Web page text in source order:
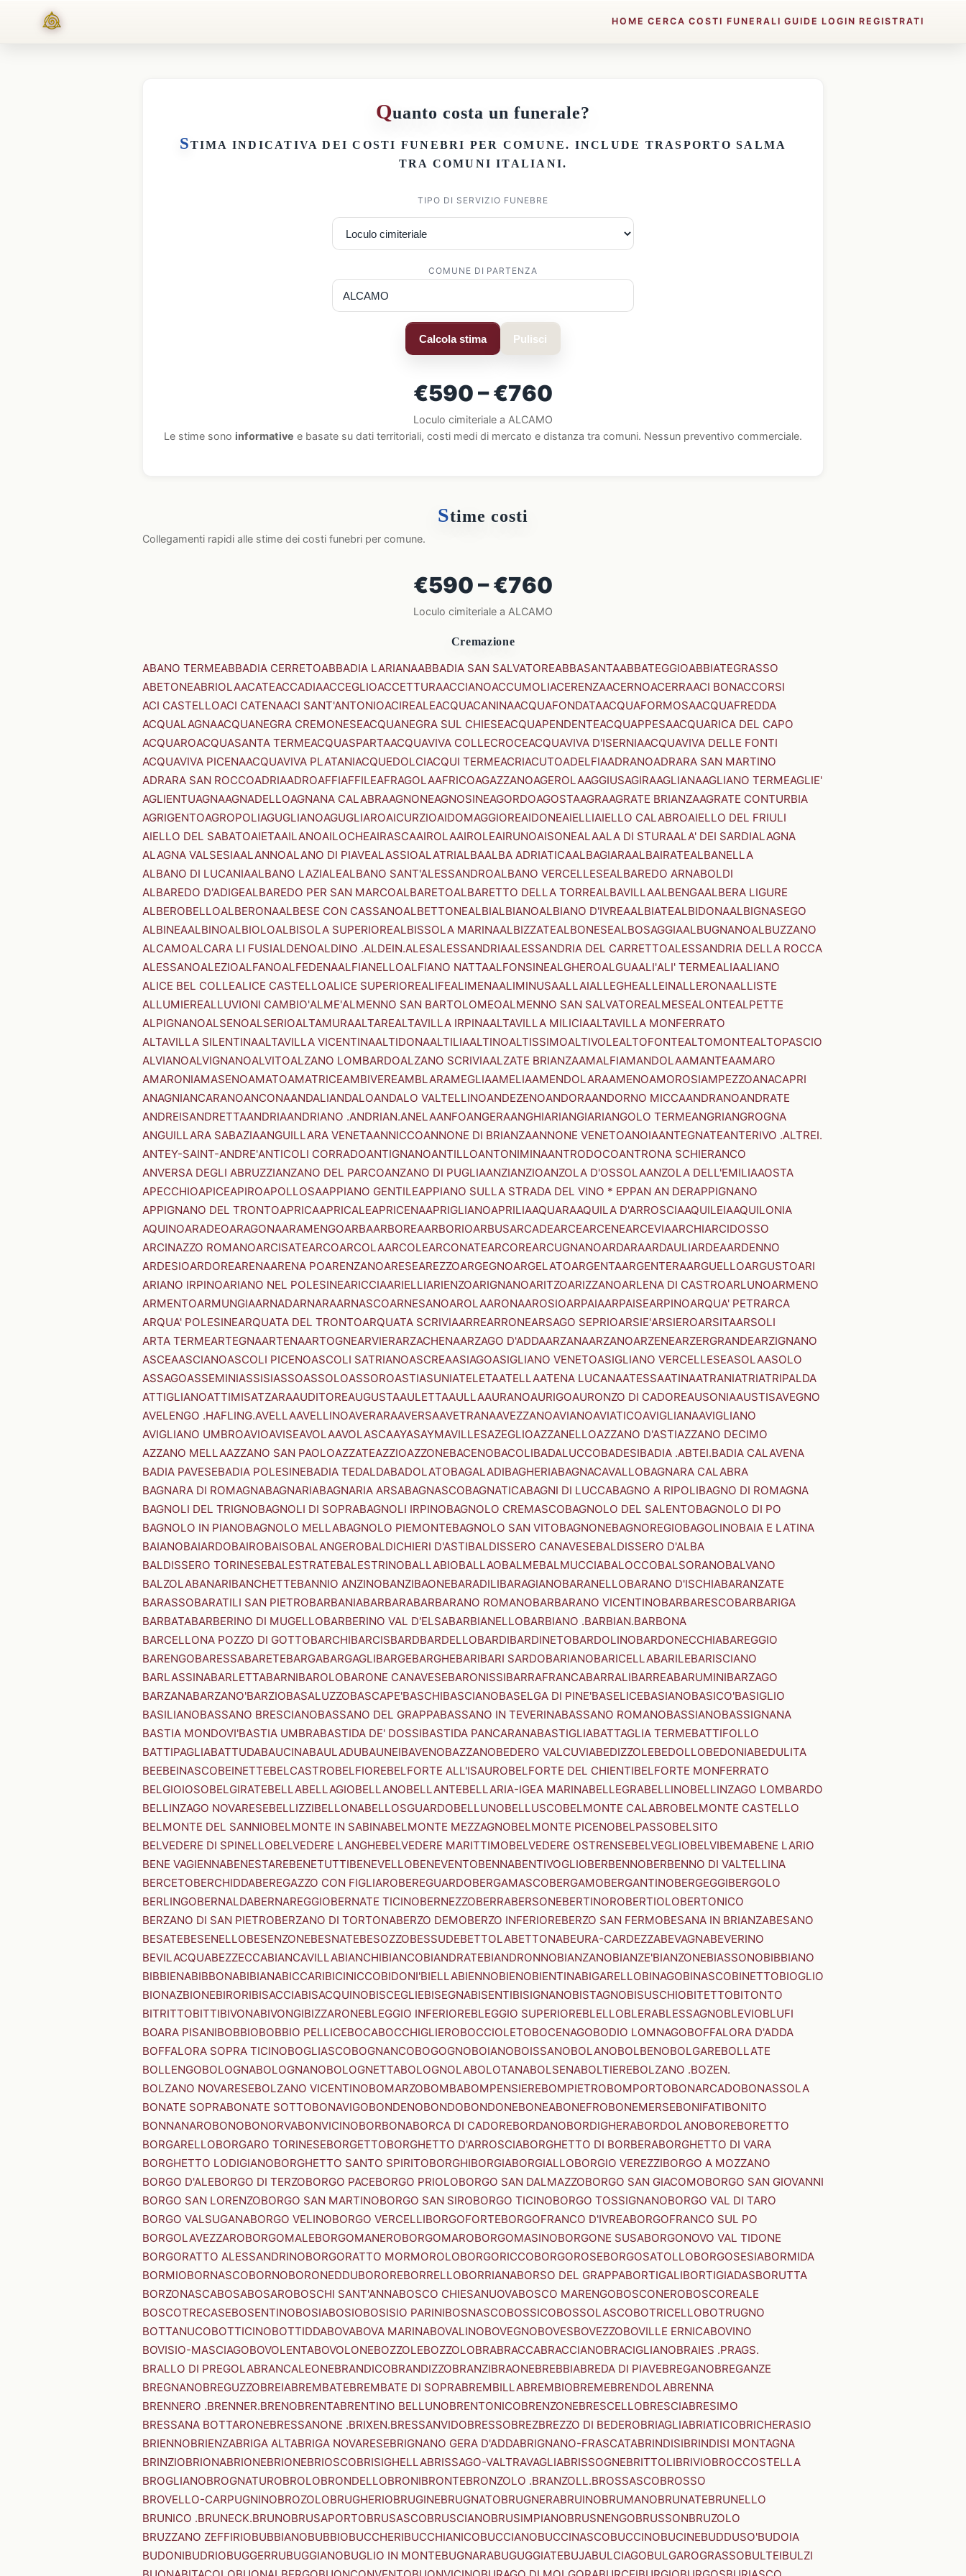
HOME CERCA COSTI FUNERALI GUIDE LOGIN REGISTRATI
Quanto costa un funerale?
STIMA INDICATIVA DEICOSTI FUNEBRI PER COMUNE. INCLUDE TRASPORTO SALMA
TRA COMUNI ITALIANI.
TIPO DI SERVIZIO FUNEBRE
COMUNE DI PARTENZA
Calcola stima Pulisci
€590 – €760
Loculo cimiteriale a ALCAMO
Le stime sono informative e basate su dati territoriali, costi medi di mercato e distanza tra comuni. Nessun preventivo commerciale.
Stime costi
Collegamenti rapidi alle stime dei costi funebri per comune.
€590 – €760
Loculo cimiteriale a ALCAMO
Cremazione
ABANO TERMEABBADIA CERRETOABBADIA LARIANAABBADIA SAN SALVATOREABBASANTAABBATEGGIOABBIATEGRASSO
ABETONEABRIOLAACATEACCADIAACCEGLIOACCETTURAACCIANOACCUMOLIACERENZAACERNOACERRAACI BONACCORSI
ACI CASTELLOACI CATENAACI SANT'ANTONIOACIREALEACQUACANINAACQUAFONDATAACQUAFORMOSAACQUAFREDDA
ACQUALAGNAACQUANEGRA CREMONESEACQUANEGRA SUL CHIESEACQUAPENDENTEACQUAPPESAACQUARICA DEL CAPO
ACQUAROACQUASANTA TERMEACQUASPARTAACQUAVIVA COLLECROCEACQUAVIVA D'ISERNIAACQUAVIVA DELLE FONTI
ACQUAVIVA PICENAACQUAVIVA PLATANIACQUEDOLCIACQUI TERMEACRIACUTOADELFIAADRANOADRARA SAN MARTINO
ADRARA SAN ROCCOADRIAADROAFFIAFFILEAFRAGOLAAFRICOAGAZZANOAGEROLAAGGIUSAGIRAAGLIANAAGLIANO TERMEAGLIE'
AGLIENTUAGNAAGNADELLOAGNANA CALABRAAGNONEAGNOSINEAGORDOAGOSTAAGRAAGRATE BRIANZAAGRATE CONTURBIA
AGRIGENTOAGROPOLIAGUGLIANOAGUGLIAROAICURZIOAIDOMAGGIOREAIDONEAIELLIAIELLO CALABROAIELLO DEL FRIULI
AIELLO DEL SABATOAIETAAILANOAILOCHEAIRASCAAIROLAAIROLEAIRUNOAISONEALAALA DI STURAALA' DEI SARDIALAGNA
ALAGNA VALSESIAALANNOALANO DI PIAVEALASSIOALATRIALBAALBA ADRIATICAALBAGIARAALBAIRATEALBANELLA
ALBANO DI LUCANIAALBANO LAZIALEALBANO SANT'ALESSANDROALBANO VERCELLESEALBAREDO ARNABOLDI
ALBAREDO D'ADIGEALBAREDO PER SAN MARCOALBARETOALBARETTO DELLA TORREALBAVILLAALBENGAALBERA LIGURE
ALBEROBELLOALBERONAALBESE CON CASSANOALBETTONEALBIALBIANOALBIANO D'IVREAALBIATEALBIDONAALBIGNASEGO
ALBINEAALBINOALBIOLOALBISOLA SUPERIOREALBISSOLA MARINAALBIZZATEALBONESEALBOSAGGIAALBUGNANOALBUZZANO
ALCAMOALCARA LI FUSIALDENOALDINO .ALDEIN.ALESALESSANDRIAALESSANDRIA DEL CARRETTOALESSANDRIA DELLA ROCCA
ALESSANOALEZIOALFANOALFEDENAALFIANELLOALFIANO NATTAALFONSINEALGHEROALGUAALI'ALI' TERMEALIAALIANO
ALICE BEL COLLEALICE CASTELLOALICE SUPERIOREALIFEALIMENAALIMINUSAALLAIALLEGHEALLEINALLERONAALLISTE
ALLUMIEREALLUVIONI CAMBIO'ALME'ALMENNO SAN BARTOLOMEOALMENNO SAN SALVATOREALMESEALONTEALPETTE
ALPIGNANOALSENOALSERIOALTAMURAALTAREALTAVILLA IRPINAALTAVILLA MILICIAALTAVILLA MONFERRATO
ALTAVILLA SILENTINAALTAVILLA VICENTINAALTIDONAALTILIAALTINOALTISSIMOALTIVOLEALTOFONTEALTOMONTEALTOPASCIO
ALVIANOALVIGNANOALVITOALZANO LOMBARDOALZANO SCRIVIAALZATE BRIANZAAMALFIAMANDOLAAMANTEAAMARO
AMARONIAMASENOAMATOAMATRICEAMBIVEREAMBLARAMEGLIAAMELIAAMENDOLARAAMENOAMOROSIAMPEZZOANACAPRI
ANAGNIANCARANOANCONAANDALIANDALOANDALO VALTELLINOANDEZENOANDORAANDORNO MICCAANDRANOANDRATE
ANDREISANDRETTAANDRIAANDRIANO .ANDRIAN.ANELAANFOANGERAANGHIARIANGIARIANGOLO TERMEANGRIANGROGNA
ANGUILLARA SABAZIAANGUILLARA VENETAANNICCOANNONE DI BRIANZAANNONE VENETOANOIAANTEGNATEANTERIVO .ALTREI.
ANTEY-SAINT-ANDRE'ANTICOLI CORRADOANTIGNANOANTILLOANTONIMINAANTRODOCOANTRONA SCHIERANCO
ANVERSA DEGLI ABRUZZIANZANO DEL PARCOANZANO DI PUGLIAANZIANZIOANZOLA D'OSSOLAANZOLA DELL'EMILIAAOSTA
APECCHIOAPICEAPIROAPOLLOSAAPPIANO GENTILEAPPIANO SULLA STRADA DEL VINO * EPPAN AN DERAPPIGNANO
APPIGNANO DEL TRONTOAPRICAAPRICALEAPRICENAAPRIGLIANOAPRILIAAQUARAAQUILA D'ARROSCIAAQUILEIAAQUILONIA
AQUINOARADEOARAGONAARAMENGOARBAARBOREAARBORIOARBUSARCADEARCEARCENEARCEVIAARCHIARCIDOSSO
ARCINAZZO ROMANOARCISATEARCOARCOLAARCOLEARCONATEARCOREARCUGNANOARDARAARDAULIARDEAARDENNO
ARDESIOARDOREARENAARENA POARENZANOARESEAREZZOARGEGNOARGELATOARGENTAARGENTERAARGUELLOARGUSTOARI
ARIANO IRPINOARIANO NEL POLESINEARICCIAARIELLIARIENZOARIGNANOARITZOARIZZANOARLENA DI CASTROARLUNOARMENO
ARMENTOARMUNGIAARNADARNARAARNASCOARNESANOAROLAARONAAROSIOARPAIAARPAISEARPINOARQUA' PETRARCA
ARQUA' POLESINEARQUATA DEL TRONTOARQUATA SCRIVIAARREARRONEARSAGO SEPRIOARSIE'ARSIEROARSITAARSOLI
ARTA TERMEARTEGNAARTENAARTOGNEARVIERARZACHENAARZAGO D'ADDAARZANAARZANOARZENEARZERGRANDEARZIGNANO
ASCEAASCIANOASCOLI PICENOASCOLI SATRIANOASCREAASIAGOASIGLIANO VENETOASIGLIANO VERCELLESEASOLAASOLO
ASSAGOASSEMINIASSISIASSOASSOLOASSOROASTIASUNIATELETAATELLAATENA LUCANAATESSAATINAATRANIATRIATRIPALDA
ATTIGLIANOATTIMISATZARAAUDITOREAUGUSTAAULETTAAULLAAURANOAURIGOAURONZO DI CADOREAUSONIAAUSTISAVEGNO
AVELENGO .HAFLING.AVELLAAVELLINOAVERARAAVERSAAVETRANAAVEZZANOAVIANOAVIATICOAVIGLIANAAVIGLIANO
AVIGLIANO UMBROAVIOAVISEAVOLAAVOLASCAAYASAYMAVILLESAZEGLIOAZZANELLOAZZANO D'ASTIAZZANO DECIMO
AZZANO MELLAAZZANO SAN PAOLOAZZATEAZZIOAZZONEBACENOBACOLIBADALUCCOBADESIBADIA .ABTEI.BADIA CALAVENA
BADIA PAVESEBADIA POLESINEBADIA TEDALDABADOLATOBAGALADIBAGHERIABAGNACAVALLOBAGNARA CALABRA
BAGNARA DI ROMAGNABAGNARIABAGNARIA ARSABAGNASCOBAGNATICABAGNI DI LUCCABAGNO A RIPOLIBAGNO DI ROMAGNA
BAGNOLI DEL TRIGNOBAGNOLI DI SOPRABAGNOLI IRPINOBAGNOLO CREMASCOBAGNOLO DEL SALENTOBAGNOLO DI PO
BAGNOLO IN PIANOBAGNOLO MELLABAGNOLO PIEMONTEBAGNOLO SAN VITOBAGNONEBAGNOREGIOBAGOLINOBAIA E LATINA
BAIANOBAIARDOBAIROBAISOBALANGEROBALDICHIERI D'ASTIBALDISSERO CANAVESEBALDISSERO D'ALBA
BALDISSERO TORINESEBALESTRATEBALESTRINOBALLABIOBALLAOBALMEBALMUCCIABALOCCOBALSORANOBALVANO
BALZOLABANARIBANCHETTEBANNIO ANZINOBANZIBAONEBARADILIBARAGIANOBARANELLOBARANO D'ISCHIABARANZATE
BARASSOBARATILI SAN PIETROBARBANIABARBARABARBARANO ROMANOBARBARANO VICENTINOBARBARESCOBARBARIGA
BARBATABARBERINO DI MUGELLOBARBERINO VAL D'ELSABARBIANELLOBARBIANO .BARBIAN.BARBONA
BARCELLONA POZZO DI GOTTOBARCHIBARCISBARDBARDELLOBARDIBARDINETOBARDOLINOBARDONECCHIABAREGGIO
BARENGOBARESSABARETEBARGABARGAGLIBARGEBARGHEBARIBARI SARDOBARIANOBARICELLABARILEBARISCIANO
BARLASSINABARLETTABARNIBAROLOBARONE CANAVESEBARONISSIBARRAFRANCABARRALIBARREABARUMINIBARZAGO
BARZANABARZANO'BARZIOBASALUZZOBASCAPE'BASCHIBASCIANOBASELGA DI PINE'BASELICEBASIANOBASICO'BASIGLIO
BASILIANOBASSANO BRESCIANOBASSANO DEL GRAPPABASSANO IN TEVERINABASSANO ROMANOBASSIANOBASSIGNANA
BASTIA MONDOVI'BASTIA UMBRABASTIDA DE' DOSSIBASTIDA PANCARANABASTIGLIABATTAGLIA TERMEBATTIFOLLO
BATTIPAGLIABATTUDABAUCINABAULADUBAUNEIBAVENOBAZZANOBEDERO VALCUVIABEDIZZOLEBEDOLLOBEDONIABEDULITA
BEEBEINASCOBEINETTEBELCASTROBELFIOREBELFORTE ALL'ISAUROBELFORTE DEL CHIENTIBELFORTE MONFERRATO
BELGIOIOSOBELGIRATEBELLABELLAGIOBELLANOBELLANTEBELLARIA-IGEA MARINABELLEGRABELLINOBELLINZAGO LOMBARDO
BELLINZAGO NOVARESEBELLIZZIBELLONABELLOSGUARDOBELLUNOBELLUSCOBELMONTE CALABROBELMONTE CASTELLO
BELMONTE DEL SANNIOBELMONTE IN SABINABELMONTE MEZZAGNOBELMONTE PICENOBELPASSOBELSITO
BELVEDERE DI SPINELLOBELVEDERE LANGHEBELVEDERE MARITTIMOBELVEDERE OSTRENSEBELVEGLIOBELVIBEMABENE LARIO
BENE VAGIENNABENESTAREBENETUTTIBENEVELLOBENEVENTOBENNABENTIVOGLIOBERBENNOBERBENNO DI VALTELLINA
BERCETOBERCHIDDABEREGAZZO CON FIGLIAROBEREGUARDOBERGAMASCOBERGAMOBERGANTINOBERGEGGIBERGOLO
BERLINGOBERNALDABERNAREGGIOBERNATE TICINOBERNEZZOBERRABERSONEBERTINOROBERTIOLOBERTONICO
BERZANO DI SAN PIETROBERZANO DI TORTONABERZO DEMOBERZO INFERIOREBERZO SAN FERMOBESANA IN BRIANZABESANO
BESATEBESENELLOBESENZONEBESNATEBESOZZOBESSUDEBETTOLABETTONABEURA-CARDEZZABEVAGNABEVERINO
BEVILACQUABEZZECCABIANCAVILLABIANCHIBIANCOBIANDRATEBIANDRONNOBIANZANOBIANZE'BIANZONEBIASSONOBIBBIANO
BIBBIENABIBBONABIBIANABICCARIBICINICCOBIDONI'BIELLABIENNOBIENOBIENTINABIGARELLOBINAGOBINASCOBINETTOBIOGLIO
BIONAZBIONEBIRORIBISACCIABISACQUINOBISCEGLIEBISEGNABISENTIBISIGNANOBISTAGNOBISUSCHIOBITETTOBITONTO
BITRITTOBITTIBIVONABIVONGIBIZZARONEBLEGGIO INFERIOREBLEGGIO SUPERIOREBLELLOBLERABLESSAGNOBLEVIOBLUFI
BOARA PISANIBOBBIOBOBBIO PELLICEBOCABOCCHIGLIEROBOCCIOLETOBOCENAGOBODIO LOMNAGOBOFFALORA D'ADDA
BOFFALORA SOPRA TICINOBOGLIASCOBOGNANCOBOGOGNOBOIANOBOISSANOBOLANOBOLBENOBOLGAREBOLLATE
BOLLENGOBOLOGNABOLOGNANOBOLOGNETTABOLOGNOLABOLOTANABOLSENABOLTIEREBOLZANO .BOZEN.
BOLZANO NOVARESEBOLZANO VICENTINOBOMARZOBOMBABOMPENSIEREBOMPIETROBOMPORTOBONARCADOBONASSOLA
BONATE SOPRABONATE SOTTOBONAVIGOBONDENOBONDOBONDONEBONEABONEFROBONEMERSEBONIFATIBONITO
BONNANAROBONOBONORVABONVICINOBORBONABORCA DI CADOREBORDANOBORDIGHERABORDOLANOBOREBORETTO
BORGARELLOBORGARO TORINESEBORGETTOBORGHETTO D'ARROSCIABORGHETTO DI BORBERABORGHETTO DI VARA
BORGHETTO LODIGIANOBORGHETTO SANTO SPIRITOBORGHIBORGIABORGIALLOBORGIO VEREZZIBORGO A MOZZANO
BORGO D'ALEBORGO DI TERZOBORGO PACEBORGO PRIOLOBORGO SAN DALMAZZOBORGO SAN GIACOMOBORGO SAN GIOVANNI
BORGO SAN LORENZOBORGO SAN MARTINOBORGO SAN SIROBORGO TICINOBORGO TOSSIGNANOBORGO VAL DI TARO
BORGO VALSUGANABORGO VELINOBORGO VERCELLIBORGOFORTEBORGOFRANCO D'IVREABORGOFRANCO SUL PO
BORGOLAVEZZAROBORGOMALEBORGOMANEROBORGOMAROBORGOMASINOBORGONE SUSABORGONOVO VAL TIDONE
BORGORATTO ALESSANDRINOBORGORATTO MORMOROLOBORGORICCOBORGOROSEBORGOSATOLLOBORGOSESIABORMIDA
BORMIOBORNASCOBORNOBORONEDDUBOROREBORRELLOBORRIANABORSO DEL GRAPPABORTIGALIBORTIGIADASBORUTTA
BORZONASCABOSABOSAROBOSCHI SANT'ANNABOSCO CHIESANUOVABOSCO MARENGOBOSCONEROBOSCOREALE
BOSCOTRECASEBOSENTINOBOSIABOSIOBOSISIO PARINIBOSNASCOBOSSICOBOSSOLASCOBOTRICELLOBOTRUGNO
BOTTANUCOBOTTICINOBOTTIDDABOVABOVA MARINABOVALINOBOVEGNOBOVESBOVEZZOBOVILLE ERNICABOVINO
BOVISIO-MASCIAGOBOVOLENTABOVOLONEBOZZOLEBOZZOLOBRABRACCABRACCIANOBRACIGLIANOBRAIES .PRAGS.
BRALLO DI PREGOLABRANCALEONEBRANDICOBRANDIZZOBRANZIBRAONEBREBBIABREDA DI PIAVEBREGANOBREGANZE
BREGNANOBREGUZZOBREIABREMBATEBREMBATE DI SOPRABREMBILLABREMBIOBREMEBRENDOLABRENNA
BRENNERO .BRENNER.BRENOBRENTABRENTINO BELLUNOBRENTONICOBRENZONEBRESCELLOBRESCIABRESIMO
BRESSANA BOTTARONEBRESSANONE .BRIXEN.BRESSANVIDOBRESSOBREZBREZZO DI BEDEROBRIAGLIABRIATICOBRICHERASIO
BRIENNOBRIENZABRIGA ALTABRIGA NOVARESEBRIGNANO GERA D'ADDABRIGNANO-FRASCATABRINDISIBRINDISI MONTAGNA
BRINZIOBRIONABRIONEBRIONEBRIOSCOBRISIGHELLABRISSAGO-VALTRAVAGLIABRISSOGNEBRITTOLIBRIVIOBROCCOSTELLA
BROGLIANOBROGNATUROBROLOBRONDELLOBRONIBRONTEBRONZOLO .BRANZOLL.BROSSASCOBROSSO
BROVELLO-CARPUGNINOBROZOLOBRUGHERIOBRUGINEBRUGNATOBRUGNERABRUINOBRUMANOBRUNATEBRUNELLO
BRUNICO .BRUNECK.BRUNOBRUSAPORTOBRUSASCOBRUSCIANOBRUSIMPIANOBRUSNENGOBRUSSONBRUZOLO
BRUZZANO ZEFFIRIOBUBBIANOBUBBIOBUCCHERIBUCCHIANICOBUCCIANOBUCCINASCOBUCCINOBUCINEBUDDUSO'BUDOIA
BUDONIBUDRIOBUGGERRUBUGGIANOBUGLIO IN MONTEBUGNARABUGUGGIATEBUJABULCIAGOBULGAROGRASSOBULTEIBULZI